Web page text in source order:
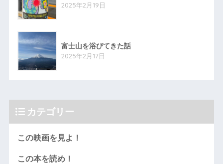
2025年2月19日
富士山を浴びてきた話
2025年2月17日
カテゴリー
この映画を見よ！
この本を読め！